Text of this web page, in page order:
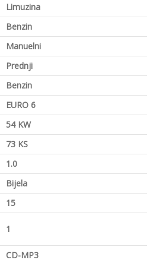
Limuzina
Benzin
Manuelni
Prednji
Benzin
EURO 6
54 KW
73 KS
1.0
Bijela
15
1
CD-MP3